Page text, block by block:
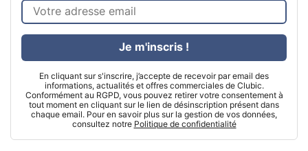
En cliquant sur s'inscrire, j’accepte de recevoir par email des
informations, actualités et offres commerciales de Clubic.
Conformément au RGPD, vous pouvez retirer votre consentement à
tout moment en cliquant sur le lien de désinscription présent dans
chaque email. Pour en savoir plus sur la gestion de vos données,
consultez notre Politique de confidentialité
Je m'inscris !